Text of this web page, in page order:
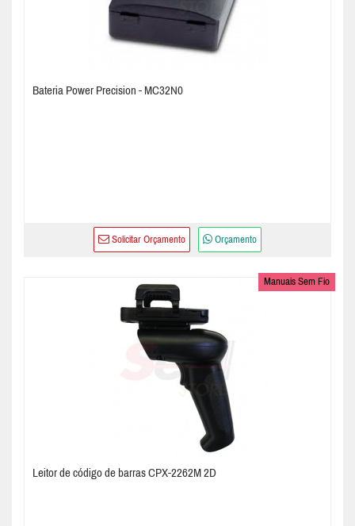
Bateria Power Precision - MC32N0
Solicitar Orçamento Orçamento
Manuais Sem Fio
Leitor de código de barras CPX-2262M 2D